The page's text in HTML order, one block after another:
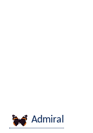
Admiral